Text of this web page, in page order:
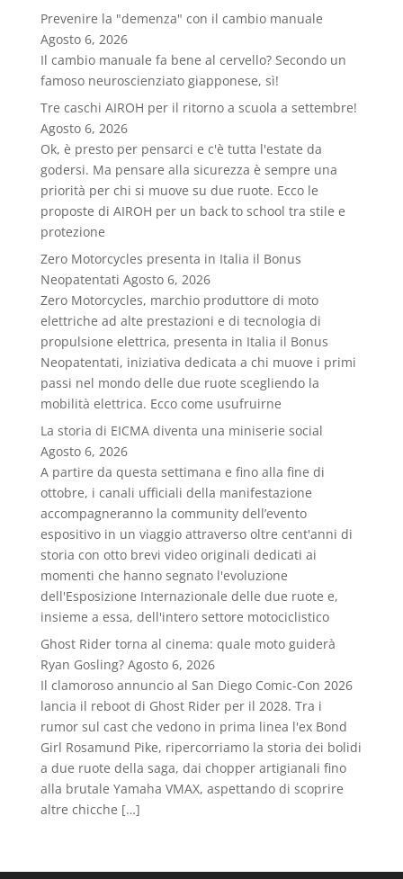
Prevenire la "demenza" con il cambio manuale
Agosto 6, 2026
Il cambio manuale fa bene al cervello? Secondo un
famoso neuroscienziato giapponese, sì!
Tre caschi AIROH per il ritorno a scuola a settembre!
Agosto 6, 2026
Ok, è presto per pensarci e c'è tutta l'estate da
godersi. Ma pensare alla sicurezza è sempre una
priorità per chi si muove su due ruote. Ecco le
proposte di AIROH per un back to school tra stile e
protezione
Zero Motorcycles presenta in Italia il Bonus
Neopatentati Agosto 6, 2026
Zero Motorcycles, marchio produttore di moto
elettriche ad alte prestazioni e di tecnologia di
propulsione elettrica, presenta in Italia il Bonus
Neopatentati, iniziativa dedicata a chi muove i primi
passi nel mondo delle due ruote scegliendo la
mobilità elettrica. Ecco come usufruirne
La storia di EICMA diventa una miniserie social
Agosto 6, 2026
A partire da questa settimana e fino alla fine di
ottobre, i canali ufficiali della manifestazione
accompagneranno la community dell’evento
espositivo in un viaggio attraverso oltre cent'anni di
storia con otto brevi video originali dedicati ai
momenti che hanno segnato l'evoluzione
dell'Esposizione Internazionale delle due ruote e,
insieme a essa, dell'intero settore motociclistico
Ghost Rider torna al cinema: quale moto guiderà
Ryan Gosling? Agosto 6, 2026
Il clamoroso annuncio al San Diego Comic-Con 2026
lancia il reboot di Ghost Rider per il 2028. Tra i
rumor sul cast che vedono in prima linea l'ex Bond
Girl Rosamund Pike, ripercorriamo la storia dei bolidi
a due ruote della saga, dai chopper artigianali fino
alla brutale Yamaha VMAX, aspettando di scoprire
altre chicche […]